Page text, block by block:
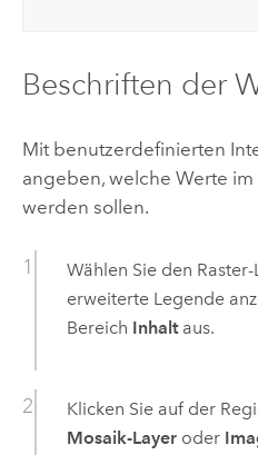
Beschriften der
Mit benutzerdefinierten
angeben, welche Werte
werden sollen.
Wählen Sie den
erweiterte Legende
Bereich Inhaltaus.
Klicken Sie auf der
Mosaik-Layeroder